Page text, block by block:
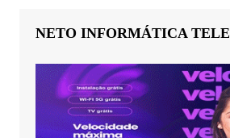
NETO INFORMÁTICA